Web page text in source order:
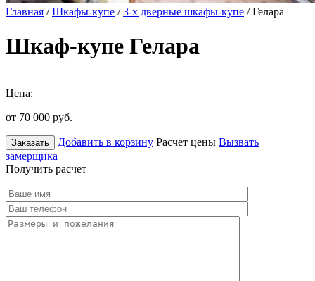
Главная /Шкафы-купе /3-х дверные шкафы-купе / Гелара
Шкаф-купе Гелара
Цена:
от 70 000 руб.
Заказать Добавить в корзину Расчет цены Вызвать
замерщика
Получить расчет